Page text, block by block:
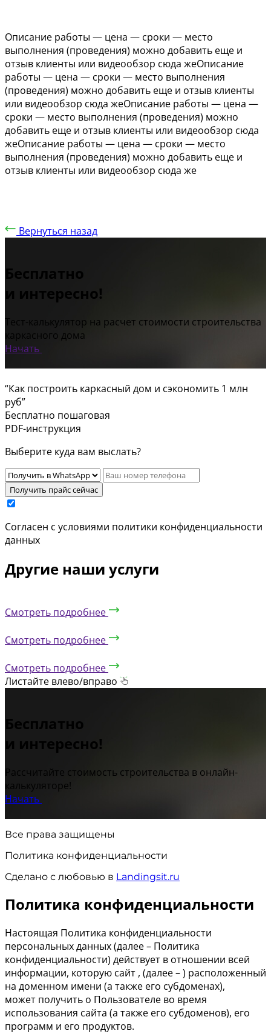
Описание работы — цена — сроки — место
выполнения (проведения) можно добавить еще и
отзыв клиенты или видеообзор сюда жеОписание
работы — цена — сроки — место выполнения
(проведения) можно добавить еще и отзыв клиенты
или видеообзор сюда жеОписание работы — цена —
сроки — место выполнения (проведения) можно
добавить еще и отзыв клиенты или видеообзор сюда
жеОписание работы — цена — сроки — место
выполнения (проведения) можно добавить еще и
отзыв клиенты или видеообзор сюда же
Вернуться назад
Бесплатно
и интересно!
Тест-калькулятор на расчет стоимости строительства
каркасного дома
Начать
“Как построить каркасный дом и сэкономить 1 млн
руб”
Бесплатно пошаговая
PDF-инструкция
Выберите куда вам выслать?
Получить прайс сейчас
Cогласен с условиями политики конфиденциальности
данных
Другие наши услуги
Смотреть подробнее
Смотреть подробнее
Смотреть подробнее
Листайте влево/вправо
Бесплатно
и интересно!
Рассчитайте стоимость строительства в онлайн-
калькуляторе!
Начать
Все права защищены
Политика конфиденциальности
Сделано с любовью в Landingsit.ru
Политика конфиденциальности
Настоящая Политика конфиденциальности
персональных данных (далее – Политика
конфиденциальности) действует в отношении всей
информации, которую сайт , (далее – ) расположенный
на доменном имени (а также его субдоменах),
может получить о Пользователе во время
использования сайта (а также его субдоменов), его
программ и его продуктов.